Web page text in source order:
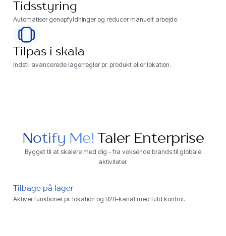
Tidsstyring
Automatiser genopfyldninger og reducer manuelt arbejde.
Tilpas i skala
Indstil avancerede lagerregler pr. produkt eller lokation.
Notify Me! Taler Enterprise
Bygget til at skalere med dig - fra voksende brands til globale
aktiviteter.
Tilbage på lager
Aktiver funktioner pr. lokation og B2B-kanal med fuld kontrol.